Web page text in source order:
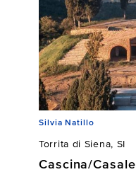
Silvia Natillo
Torrita di Siena, SI
Cascina/Casale